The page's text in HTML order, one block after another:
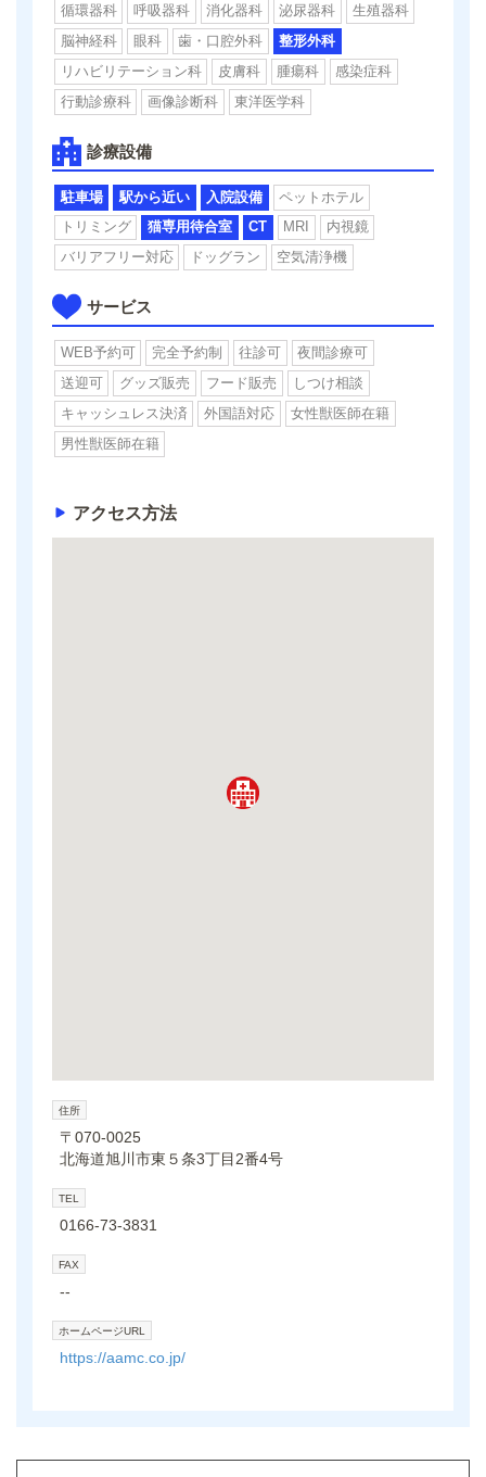
循環器科 呼吸器科 消化器科 泌尿器科
生殖器科
脳神経科
眼科 歯・口腔外科
整形外科
リハビリテーション科
皮膚科 腫瘍科
感染症科
行動診療科
画像診断科 東洋医学科
診療設備
駐車場 駅から近い 入院設備
ペットホテル
トリミング
猫専用待合室 CT MRI
内視鏡
バリアフリー対応
ドッグラン 空気清浄機
サービス
WEB予約可 完全予約制 往診可
夜間診療可
送迎可
グッズ販売 フード販売
しつけ相談
キャッシュレス決済
外国語対応
女性獣医師在籍
男性獣医師在籍
アクセス方法
住所
〒070-0025
北海道旭川市東５条3丁目2番4号
TEL
0166-73-3831
FAX
--
ホームページURL
https://aamc.co.jp/